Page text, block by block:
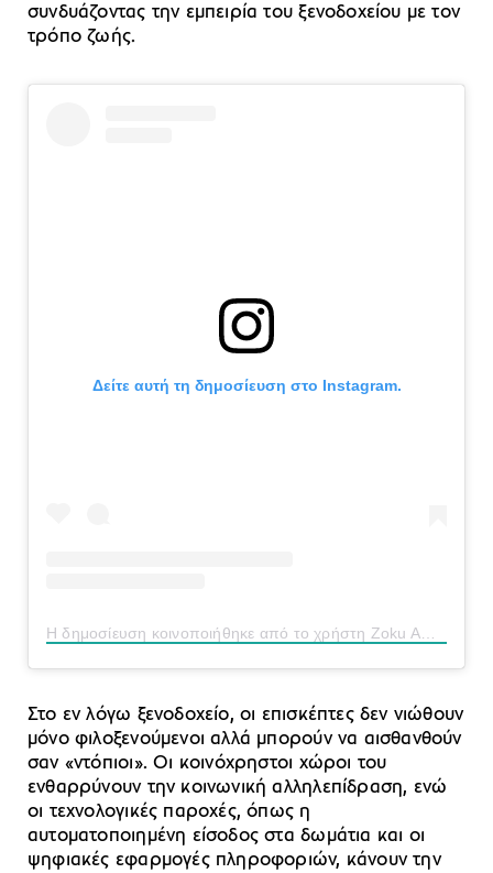
συνδυάζοντας την εμπειρία του ξενοδοχείου με τον
τρόπο ζωής.
Δείτε αυτή τη δημοσίευση στο Instagram.
Η δημοσίευση κοινοποιήθηκε από το χρήστη Zoku Amsterdam (@zokuamsterdam)
Στο εν λόγω ξενοδοχείο, οι επισκέπτες δεν νιώθουν
μόνο φιλοξενούμενοι αλλά μπορούν να αισθανθούν
σαν «ντόπιοι». Οι κοινόχρηστοι χώροι του
ενθαρρύνουν την κοινωνική αλληλεπίδραση, ενώ
οι τεχνολογικές παροχές, όπως η
αυτοματοποιημένη είσοδος στα δωμάτια και οι
ψηφιακές εφαρμογές πληροφοριών, κάνουν την